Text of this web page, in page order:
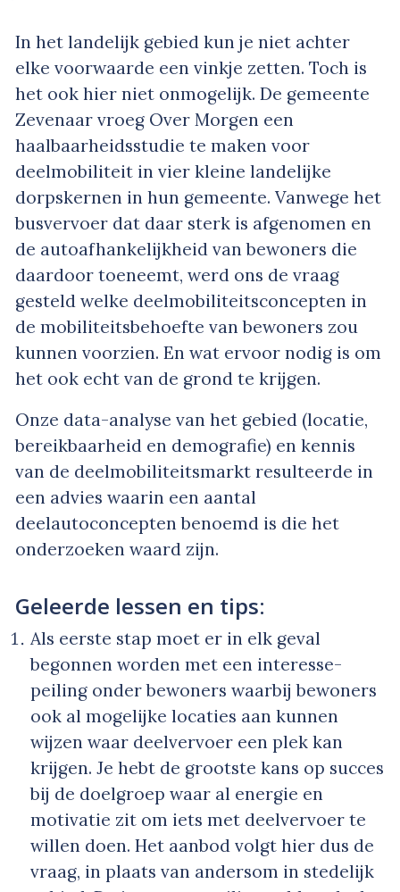
In het landelijk gebied kun je niet achter
elke voorwaarde een vinkje zetten. Toch is
het ook hier niet onmogelijk. De gemeente
Zevenaar vroeg Over Morgen een
haalbaarheidsstudie te maken voor
deelmobiliteit in vier kleine landelijke
dorpskernen in hun gemeente. Vanwege het
busvervoer dat daar sterk is afgenomen en
de autoafhankelijkheid van bewoners die
daardoor toeneemt, werd ons de vraag
gesteld welke deelmobiliteitsconcepten in
de mobiliteitsbehoefte van bewoners zou
kunnen voorzien. En wat ervoor nodig is om
het ook echt van de grond te krijgen.
Onze data-analyse van het gebied (locatie,
bereikbaarheid en demografie) en kennis
van de deelmobiliteitsmarkt resulteerde in
een advies waarin een aantal
deelautoconcepten benoemd is die het
onderzoeken waard zijn.
Geleerde lessen en tips:
Als eerste stap moet er in elk geval
begonnen worden met een interesse-
peiling onder bewoners waarbij bewoners
ook al mogelijke locaties aan kunnen
wijzen waar deelvervoer een plek kan
krijgen. Je hebt de grootste kans op succes
bij de doelgroep waar al energie en
motivatie zit om iets met deelvervoer te
willen doen. Het aanbod volgt hier dus de
vraag, in plaats van andersom in stedelijk